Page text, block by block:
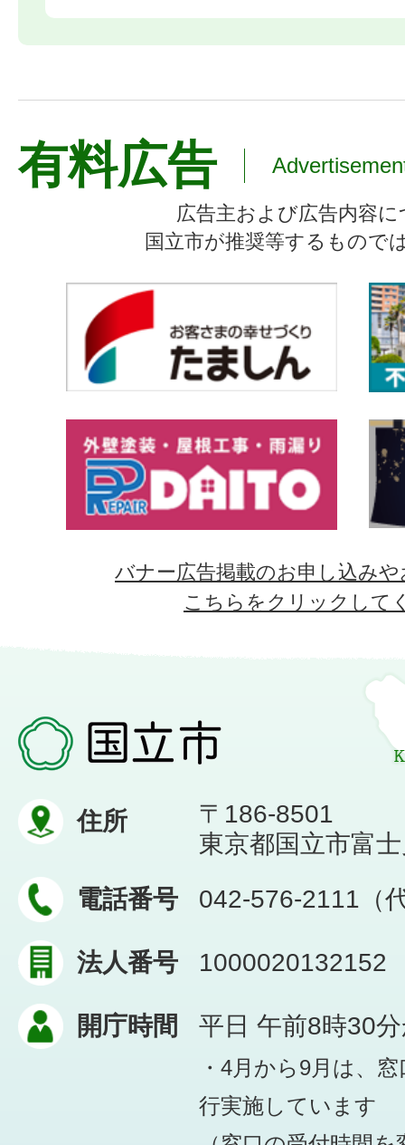
有料広告
広告主および広告内容
国立市が推奨等するもので
バナー広告掲載のお申し込み
こちらをクリックして
住所
〒186-8501
東京都国立市富
電話番号
042-576-2111（
法人番号 1000020132152
開庁時間 平日 午前8時30
・4月から9月は、
行実施しています